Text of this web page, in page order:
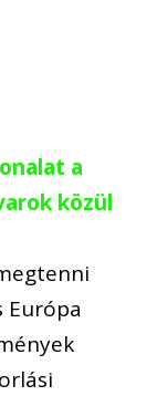
a
közül
Európa